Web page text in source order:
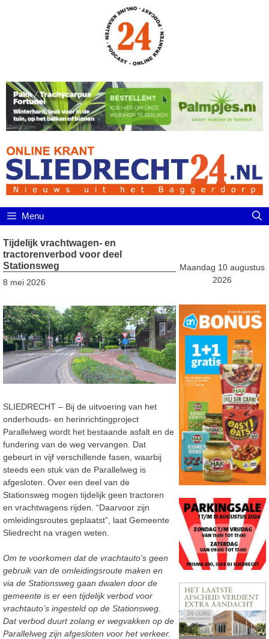
Menu
Tijdelijk vrachtwagen- en
tractorenverbod voor deel
Stationsweg
8 mei 2026
SLIEDRECHT – Bij de uitvoering van het
onderhouds- en herinrichtingproject
Parallelweg wordt het bestaande asfalt en de
fundering van de weg vervangen. Dat
gebeurt in vijf verschillende fasen, waarbij
steeds een stuk van de Parallelweg is
afgesloten. Over een deel van de
Stationsweg mogen tijdelijk geen tractoren
en vrachtwagens rijden. “Daarvoor zijn
omleidingsroutes geplaatst”, laat Gemeente
Sliedrecht na vragen weten.
Om te voorkomen dat de vrachtauto’s geen
gebruik van de omleidingsroute maken en
via de Stationsweg gaan dwalen door de
gemeente is er een tijdelijk verbod voor
vrachtauto’s ingesteld op de Stationsweg.
Dat verbod duurt zolang er wegvakken op de
Parallelweg zijn afgesloten voor het verkeer.
Maandag 10 augustus
2026